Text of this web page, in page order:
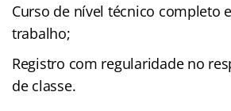
Curso de nível técnico completo
trabalho;
Registro com regularidade no
de classe.